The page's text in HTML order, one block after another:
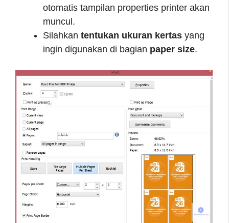
otomatis tampilan properties printer akan
muncul.
Silahkan tentukan ukuran kertas yang
ingin digunakan di bagian paper size.